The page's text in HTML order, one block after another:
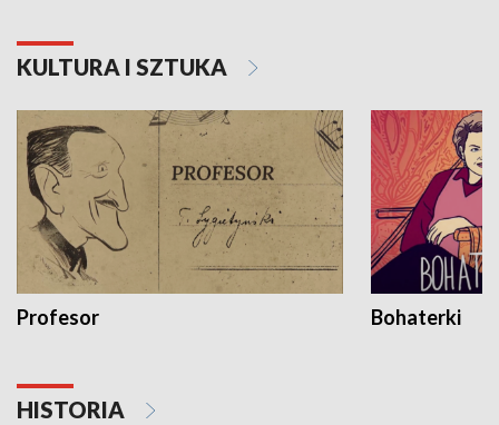
KULTURA I SZTUKA
Profesor Bohaterki
HISTORIA